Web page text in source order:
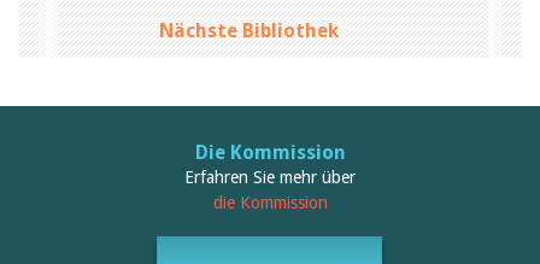
Nächste Bibliothek
Die Kommission
Erfahren Sie mehr über
die Kommission